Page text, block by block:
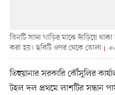
তিনটি সাদা গাড়ির মাঝে দাঁড়িয়ে
করা হয়। ছবিটি ওপর থেকে তোলা
তিহুয়ানার সরকারি কৌঁসুলির
টহল দল প্রথমে লাশটির সন্ধান